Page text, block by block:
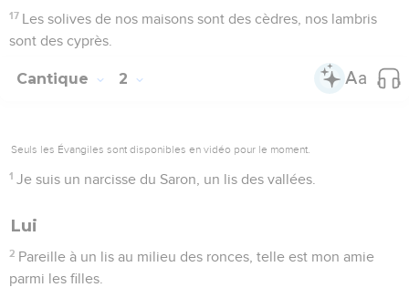
17 Les solives de nos maisons sont des cèdres, nos lambris
sont des cyprès.
Cantique 2
Seuls les Évangiles sont disponibles en vidéo pour le moment.
1 Je suis un narcisse du Saron, un lis des vallées.
Lui
2 Pareille à un lis au milieu des ronces, telle est mon amie
parmi les filles.